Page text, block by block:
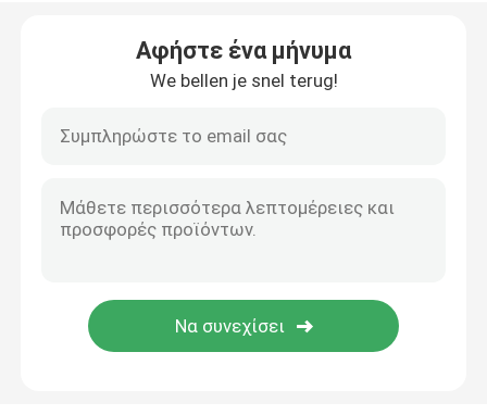
Μετατροπέας μεταβλητής συχνότητας
burkert βαλβίδα σωληνοειδών
Ηλεκτρομαγνητική βαλβίδα Festo
Αφήστε ένα μήνυμα
We bellen je snel terug!